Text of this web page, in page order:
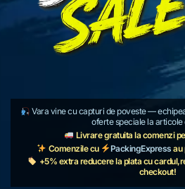
Vara vine cu capturi de poveste —
oferte speciale la articole
Livrare gratuita la comenzi
Comenzile cu
PackingExpress au
+5% extra reducere la plata cu
checkout!